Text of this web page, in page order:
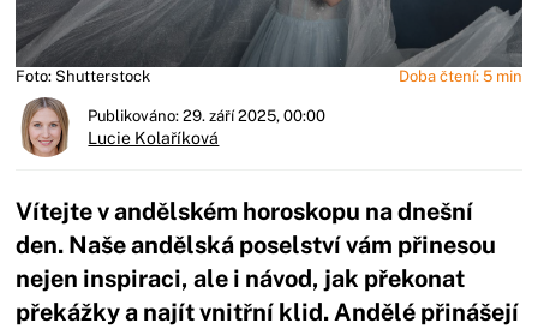
Foto: Shutterstock Doba čtení: 5 min
Publikováno: 29. září 2025, 00:00
Lucie Kolaříková
Vítejte v andělském horoskopu na dnešní
den. Naše andělská poselství vám přinesou
nejen inspiraci, ale i návod, jak překonat
překážky a najít vnitřní klid. Andělé přinášejí